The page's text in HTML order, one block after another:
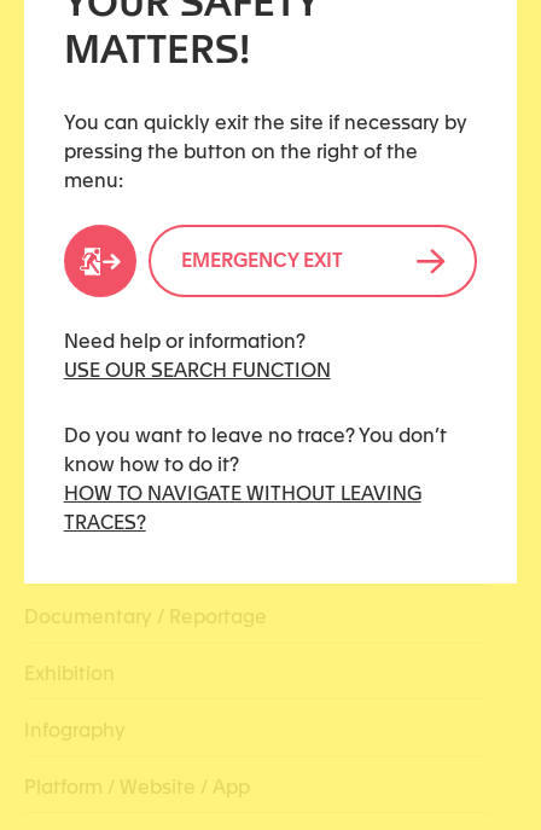
MATTERS!
You can quickly exit the site if necessary by
pressing the button on the right of the
menu:
EMERGENCY EXIT
Need help or information?
USE OUR SEARCH FUNCTION
Do you want to leave no trace? You don’t
know how to do it?
HOW TO NAVIGATE WITHOUT LEAVING
TRACES?
Actuellement doctorant en sociologie à l’Ecole des
Hautes Etudes en Sciences Sociales (EHSS). Sa
conjugales par l’institution policière. Il accompagne
depuis 19 ans des victimes de violences conjugales,
dont 10 ans de service au sein d’un commissariat
Share this resource
MEDIA TYPES
Book
Documentary / Reportage
Exhibition
Infography
Platform / Website / App